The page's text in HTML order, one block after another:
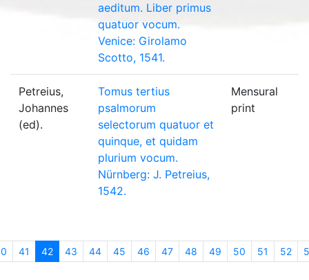
aeditum. Liber primus
quatuor vocum.
Venice: Girolamo
Scotto, 1541.
Petreius,
Johannes
(ed).
Tomus tertius
psalmorum
selectorum quatuor et
quinque, et quidam
plurium vocum.
Nürnberg: J. Petreius,
1542.
Mensural
print
41 42 (current)
43 44 45 46 47 48 49 50 51 52